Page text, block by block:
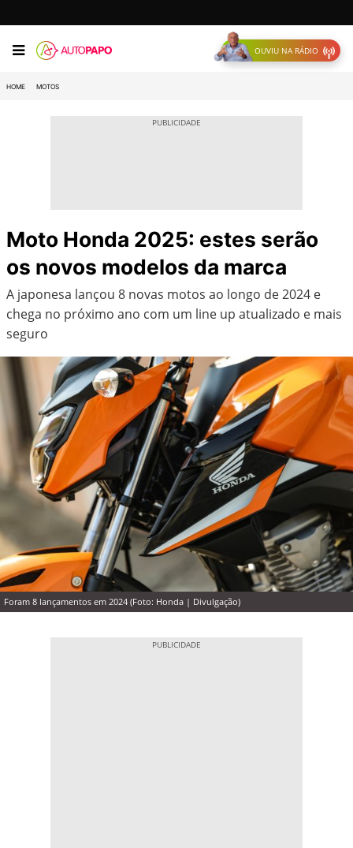
OUVIU NA RÁDIO
HOME MOTOS
Moto Honda 2025: estes serão
os novos modelos da marca
A japonesa lançou 8 novas motos ao longo de 2024 e
chega no próximo ano com um line up atualizado e mais
seguro
Foram 8 lançamentos em 2024 (Foto: Honda | Divulgação)